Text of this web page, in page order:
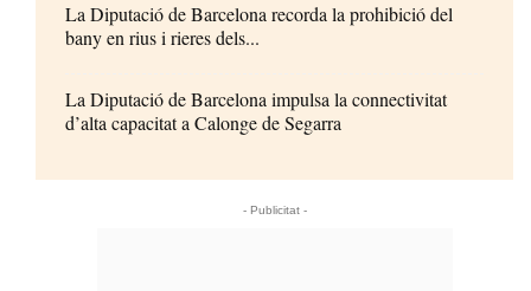
La Diputació de Barcelona recorda la prohibició del
bany en rius i rieres dels...
La Diputació de Barcelona impulsa la connectivitat
d’alta capacitat a Calonge de Segarra
- Publicitat -